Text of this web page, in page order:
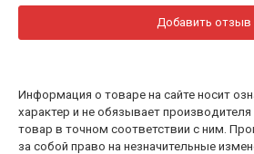
Добавить отзыв
Информация о товаре на сайте носит
характер и не обязывает производителя
товар в точном соответствии с ним.
за собой право на незначительные